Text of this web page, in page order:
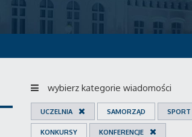
wybierz kategorie wiadomości
UCZELNIA SAMORZĄD SPORT
KONKURSY KONFERENCJE